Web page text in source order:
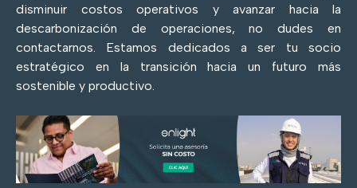
disminuir costos operativos y avanzar hacia la
descarbonización de operaciones, no dudes en
contactarnos. Estamos dedicados a ser tu socio
estratégico en la transición hacia un futuro más
sostenible y productivo.